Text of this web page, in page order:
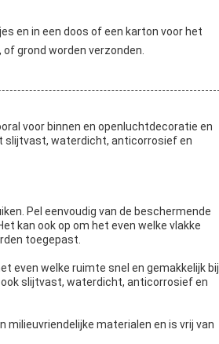
en in een doos of een karton voor het
grond worden verzonden.
voor binnen en openluchtdecoratie en
slijtvast, waterdicht, anticorrosief en
Pel eenvoudig van de beschermende
kan ook op om het even welke vlakke
toegepast.
even welke ruimte snel en gemakkelijk bij
slijtvast, waterdicht, anticorrosief en
milieuvriendelijke materialen en is vrij van